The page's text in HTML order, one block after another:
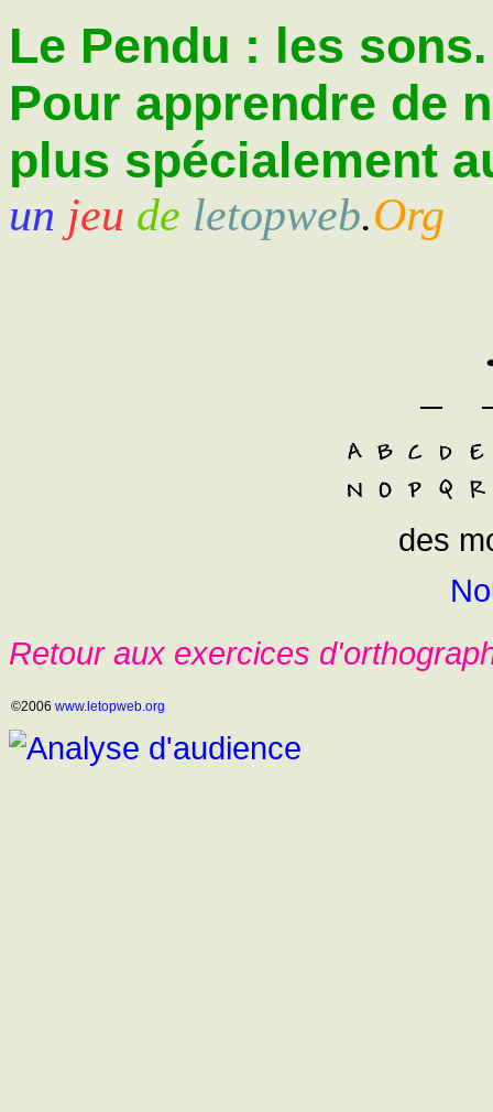
Le Pendu : les sons.
Pour apprendre de
plus spécialement
un jeu de letopweb.Org
des
Retour aux exercices
©2006 www.letopweb.org